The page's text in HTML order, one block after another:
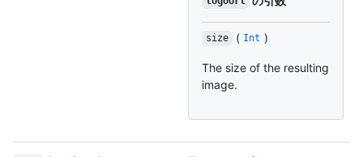
size ( Int )
The size of the resulting
image.